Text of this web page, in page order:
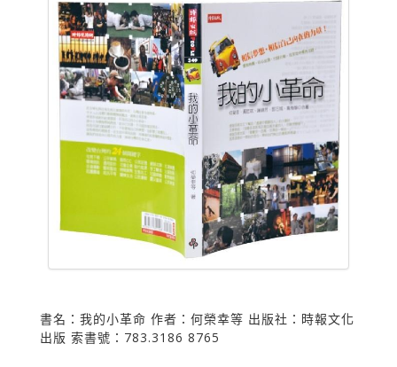
書名：我的小革命 作者：何榮幸等 出版社：時報文化
出版 索書號：783.3186 8765